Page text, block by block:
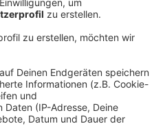
bis auf weiteres
Schwangerengymnastik
von Schwangeren sind
erlaubt. Nur noch am
werdende Väter ihre
und -